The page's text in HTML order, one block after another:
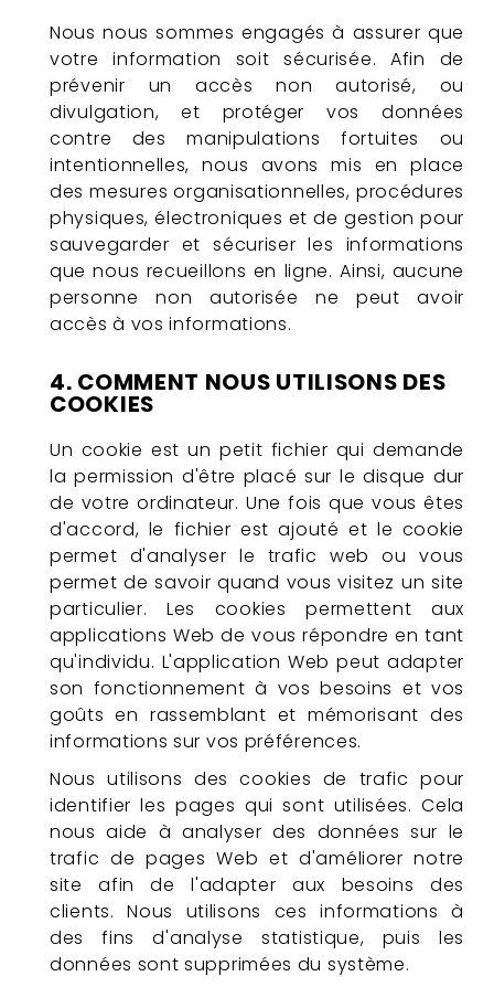
Nous nous sommes engagés à assurer que
votre information soit sécurisée. Afin de
prévenir un accès non autorisé, ou
divulgation, et protéger vos données
contre des manipulations fortuites ou
intentionnelles, nous avons mis en place
des mesures organisationnelles, procédures
physiques, électroniques et de gestion pour
sauvegarder et sécuriser les informations
que nous recueillons en ligne. Ainsi, aucune
personne non autorisée ne peut avoir
accès à vos informations.
4. COMMENT NOUS UTILISONS DES
COOKIES
Un cookie est un petit fichier qui demande
la permission d'être placé sur le disque dur
de votre ordinateur. Une fois que vous êtes
d'accord, le fichier est ajouté et le cookie
permet d'analyser le trafic web ou vous
permet de savoir quand vous visitez un site
particulier. Les cookies permettent aux
applications Web de vous répondre en tant
qu'individu. L'application Web peut adapter
son fonctionnement à vos besoins et vos
goûts en rassemblant et mémorisant des
informations sur vos préférences.
Nous utilisons des cookies de trafic pour
identifier les pages qui sont utilisées. Cela
nous aide à analyser des données sur le
trafic de pages Web et d'améliorer notre
site afin de l'adapter aux besoins des
clients. Nous utilisons ces informations à
des fins d'analyse statistique, puis les
données sont supprimées du système.